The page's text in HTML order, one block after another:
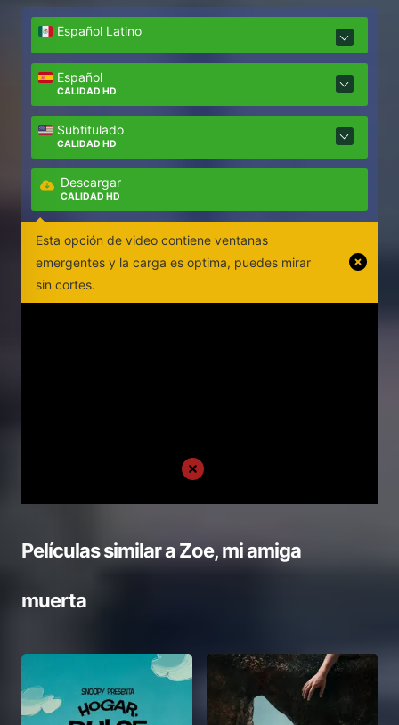
Español Latino
Español
CALIDAD HD
Subtitulado
CALIDAD HD
Descargar
CALIDAD HD
Esta opción de video contiene ventanas
emergentes y la carga es optima, puedes mirar
sin cortes.
Películas similar aZoe, mi amiga
muerta